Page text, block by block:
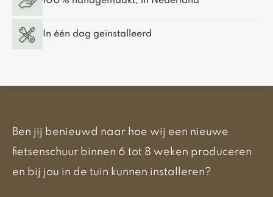
In één dag geïnstalleerd
Ben jij benieuwd naar hoe wij een nieuwe
fietsenschuur binnen 6 tot 8 weken produceren
en bij jou in de tuin kunnen installeren?